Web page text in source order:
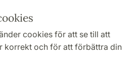
cookies för att se till att
korrekt och för att förbättra din